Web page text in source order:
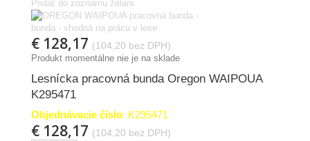
Pridať do zoznamu želaní
€ 128,17 (104,20 bez DPH)
Produkt momentálne nie je na sklade
Lesnícka pracovná bunda Oregon WAIPOUA
K295471
Objednávacie číslo: K295471
€ 128,17 (104,20 bez DPH)